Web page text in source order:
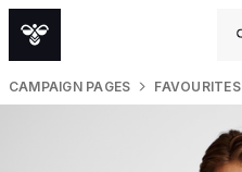
CAMPAIGN PAGES